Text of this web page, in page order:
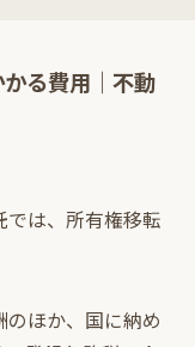
かる費用｜不動
は、所有権移転
ほか、国に納め